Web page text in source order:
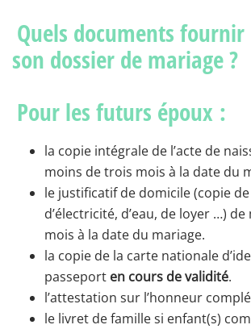
Quels documents
son dossier de mariage ?
Pour les futurs époux :
la copie intégrale de l’acte de
moins de trois mois à la date du
le justificatif de domicile (copie
d’électricité, d’eau, de loyer …)
mois à la date du mariage.
la copie de la carte nationale
passeport en cours de validité.
l’attestation sur l’honneur
le livret de famille si enfant(s)